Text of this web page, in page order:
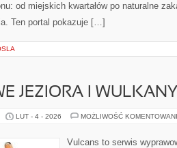
od miejskich kwartałów po naturalne
Ten portal pokazuje […]
JEZIORA I WULKANY
LUT - 4 - 2026 MOŻLIWOŚĆ
Vulcans to serwis